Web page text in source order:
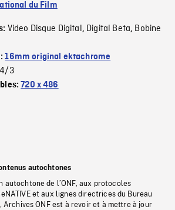
du Film
Video Disque Digital, Digital Beta, Bobine
16mm original ektachrome
4/3
720 x 486
autochtones
autochtone de l’ONF, aux protocoles
et aux lignes directrices du Bureau
Archives ONF est à revoir et à mettre à jour